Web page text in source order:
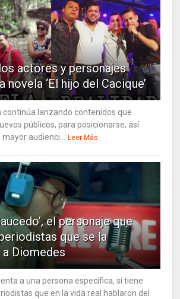
actores y personajes
novela ‘El hijo del Cacique’
continúa lanzando contenidos que
públicos, para posicionarse, así
audienci...
Leer Más
el personaje que
que se la
a Diomedes
a una persona específica, sí tiene
que en la vida real hablaron del